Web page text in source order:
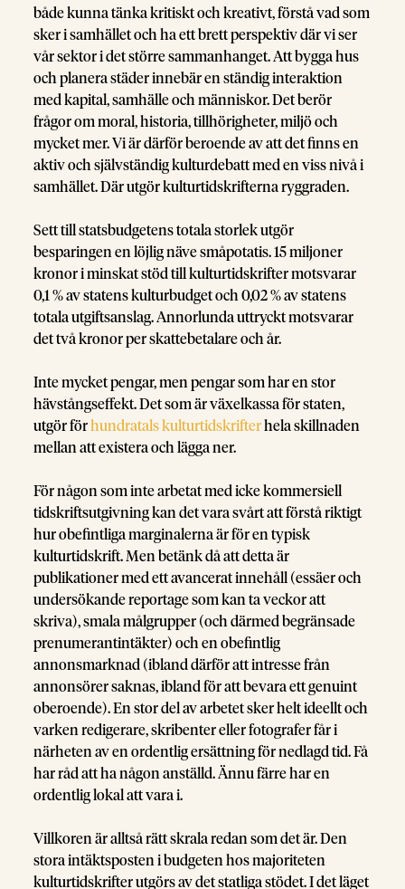
både kunna tänka kritiskt och kreativt, förstå vad som
sker i samhället och ha ett brett perspektiv där vi ser
vår sektor i det större sammanhanget. Att bygga hus
och planera städer innebär en ständig interaktion
med kapital, samhälle och människor. Det berör
frågor om moral, historia, tillhörigheter, miljö och
mycket mer. Vi är därför beroende av att det finns en
aktiv och självständig kulturdebatt med en viss nivå i
samhället. Där utgör kulturtidskrifterna ryggraden.
Sett till statsbudgetens totala storlek utgör
besparingen en löjlig näve småpotatis. 15 miljoner
kronor i minskat stöd till kulturtidskrifter motsvarar
0,1 % av statens kulturbudget och 0,02 % av statens
totala utgiftsanslag. Annorlunda uttryckt motsvarar
det två kronor per skattebetalare och år.
Inte mycket pengar, men pengar som har en stor
hävstångseffekt. Det som är växelkassa för staten,
utgör för hundratals kulturtidskrifter hela skillnaden
mellan att existera och lägga ner.
För någon som inte arbetat med icke kommersiell
tidskriftsutgivning kan det vara svårt att förstå riktigt
hur obefintliga marginalerna är för en typisk
kulturtidskrift. Men betänk då att detta är
publikationer med ett avancerat innehåll (essäer och
undersökande reportage som kan ta veckor att
skriva), smala målgrupper (och därmed begränsade
prenumerantintäkter) och en obefintlig
annonsmarknad (ibland därför att intresse från
annonsörer saknas, ibland för att bevara ett genuint
oberoende). En stor del av arbetet sker helt ideellt och
varken redigerare, skribenter eller fotografer får i
närheten av en ordentlig ersättning för nedlagd tid. Få
har råd att ha någon anställd. Ännu färre har en
ordentlig lokal att vara i.
Villkoren är alltså rätt skrala redan som det är. Den
stora intäktsposten i budgeten hos majoriteten
kulturtidskrifter utgörs av det statliga stödet. I det läget